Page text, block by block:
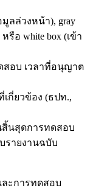
ลล่วงหน้า), gray
รือ white box (เข้า
อบ เวลาที่อนุญาต
เกี่ยวข้อง (ธปท.,
สิ้นสุดการทดสอบ
รายงานฉบับ
ะการทดสอบ